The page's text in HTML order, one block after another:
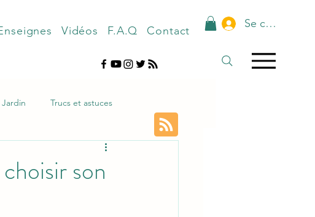
Vidéos F.A.Q Contact
Se connecter
Jardin Trucs et astuces
son